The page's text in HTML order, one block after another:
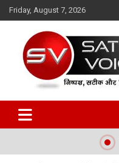
Skip
to
Friday, August 7, 2026
Satya Voice